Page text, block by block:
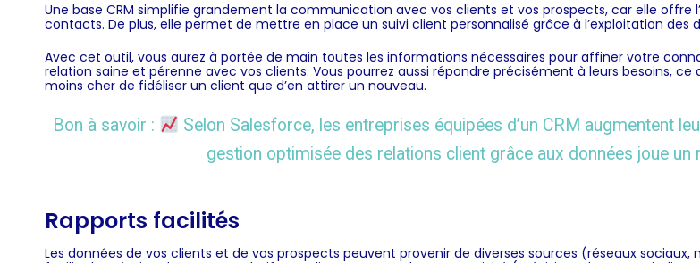
Une base CRM simplifie grandement la communication avec vos clients et vos prospects, car elle
contacts. De plus, elle permet de mettre en place un suivi client personnalisé grâce à l’exploitation des
Avec cet outil, vous aurez à portée de main toutes les informations nécessaires pour affiner votre
relation saine et pérenne avec vos clients. Vous pourrez aussi répondre précisément à leurs besoins, ce
moins cher de fidéliser un client que d’en attirer un nouveau.
Bon à savoir :
Selon Salesforce, les entreprises équipées d’un CRM augmentent
gestion optimisée des relations client grâce aux données joue
Rapports facilités
Les données de vos clients et de vos prospects peuvent provenir de diverses sources (réseaux sociaux,